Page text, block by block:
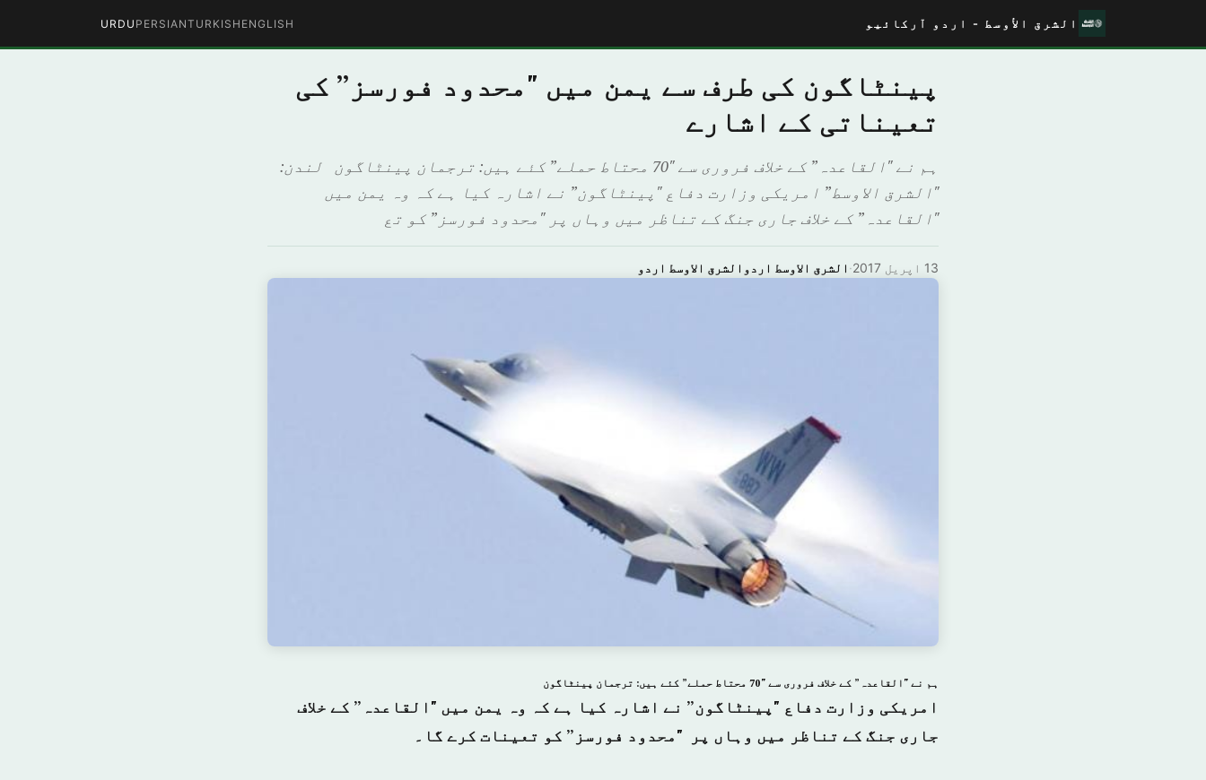
الشرق الأوسط - اردو آرکائیو ENGLISH
TURKISH
PERSIAN
URDU
پینٹاگون کی طرف سے یمن میں "محدود فورسز” کی
تعیناتی کے اشارے
ہم نے "القاعدہ” کے خلاف فروری سے "70 محتاط حملے” کئے ہیں: ترجمان پینٹاگون لندن:
"الشرق الاوسط” امریکی وزارت دفاع "پینٹاگون” نے اشارہ کیا ہے کہ وہ یمن میں
"القاعدہ” کے خلاف جاری جنگ کے تناظر میں وہاں پر "محدود فورسز” کو تع
الشرق الاوسط اردوالشرق الاوسط اردو · 13 اپریل 2017
ہم نے "القاعدہ” کے خلاف فروری سے "70 محتاط حملے” کئے ہیں: ترجمان پینٹاگون
امریکی وزارت دفاع "پینٹاگون” نے اشارہ کیا ہے کہ وہ یمن میں "القاعدہ” کے خلاف
جاری جنگ کے تناظر میں وہاں پر "محدود فورسز” کو تعینات کرے گا۔